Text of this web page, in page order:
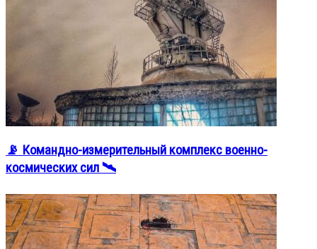
📡 Командно-измерительный комплекс военно-
космических сил 🛰️